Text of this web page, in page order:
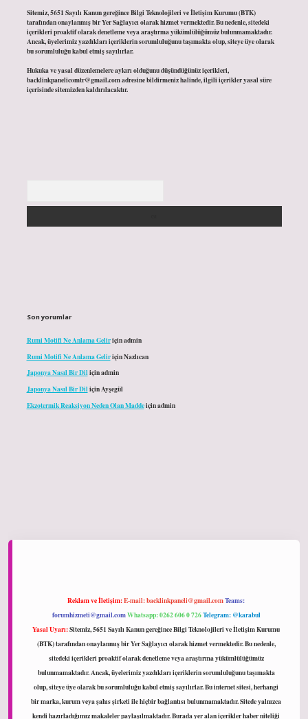
Sitemiz, 5651 Sayılı Kanun gereğince Bilgi Teknolojileri ve İletişim Kurumu (BTK)
tarafından onaylanmış bir Yer Sağlayıcı olarak hizmet vermektedir. Bu nedenle, sitedeki
içerikleri proaktif olarak denetleme veya araştırma yükümlülüğümüz bulunmamaktadır.
Ancak, üyelerimiz yazdıkları içeriklerin sorumluluğunu taşımakta olup, siteye üye olarak
bu sorumluluğu kabul etmiş sayılırlar.
Hukuka ve yasal düzenlemelere aykırı olduğunu düşündüğünüz içerikleri,
backlinkpanelicomtr@gmail.comadresine bildirmeniz halinde, ilgili içerikler yasal süre
içerisinde sitemizden kaldırılacaktır.
Son yorumlar
Rumi Motifi Ne Anlama Geliriçinadmin
Rumi Motifi Ne Anlama GeliriçinNazlıcan
Japonya Nasıl Bir Diliçinadmin
Japonya Nasıl Bir DiliçinAyşegül
Ekzotermik Reaksiyon Neden Olan Maddeiçinadmin
Reklam ve İletişim:E-mail:backlinkpaneli@gmail.comTeams:
forumhizmeti@gmail.comWhatsapp: 0262 606 0 726Telegram: @karabul
Yasal Uyarı:Sitemiz, 5651 Sayılı Kanun gereğince Bilgi Teknolojileri ve İletişim Kurumu
(BTK) tarafından onaylanmış bir Yer Sağlayıcı olarak hizmet vermektedir. Bu nedenle,
sitedeki içerikleri proaktif olarak denetleme veya araştırma yükümlülüğümüz
bulunmamaktadır. Ancak, üyelerimiz yazdıkları içeriklerin sorumluluğunu taşımakta
olup, siteye üye olarak bu sorumluluğu kabul etmiş sayılırlar. Bu internet sitesi, herhangi
bir marka, kurum veya şahıs şirketi ile hiçbir bağlantısı bulunmamaktadır. Sitede yalnızca
kendi hazırladığımız makaleler paylaşılmaktadır. Burada yer alan içerikler haber niteliği